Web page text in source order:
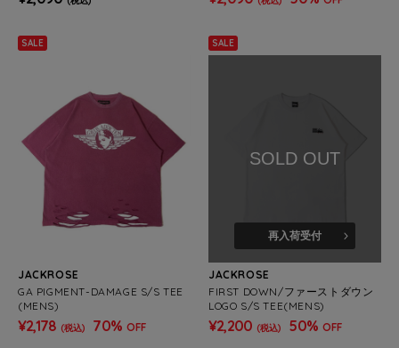
SALE
JACKROSE
GA PIGMENT-DAMAGE S/S TEE
(MENS)
¥2,178 (税込) 70% OFF
SALE
SOLD OUT
再入荷受付
JACKROSE
FIRST DOWN/ファーストダウン
LOGO S/S TEE(MENS)
¥2,200 (税込) 50% OFF